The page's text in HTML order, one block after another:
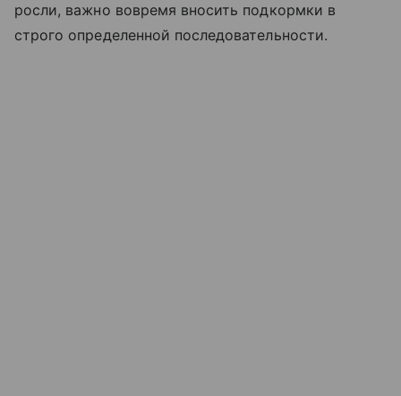
росли, важно вовремя вносить подкормки в
строго определенной последовательности.